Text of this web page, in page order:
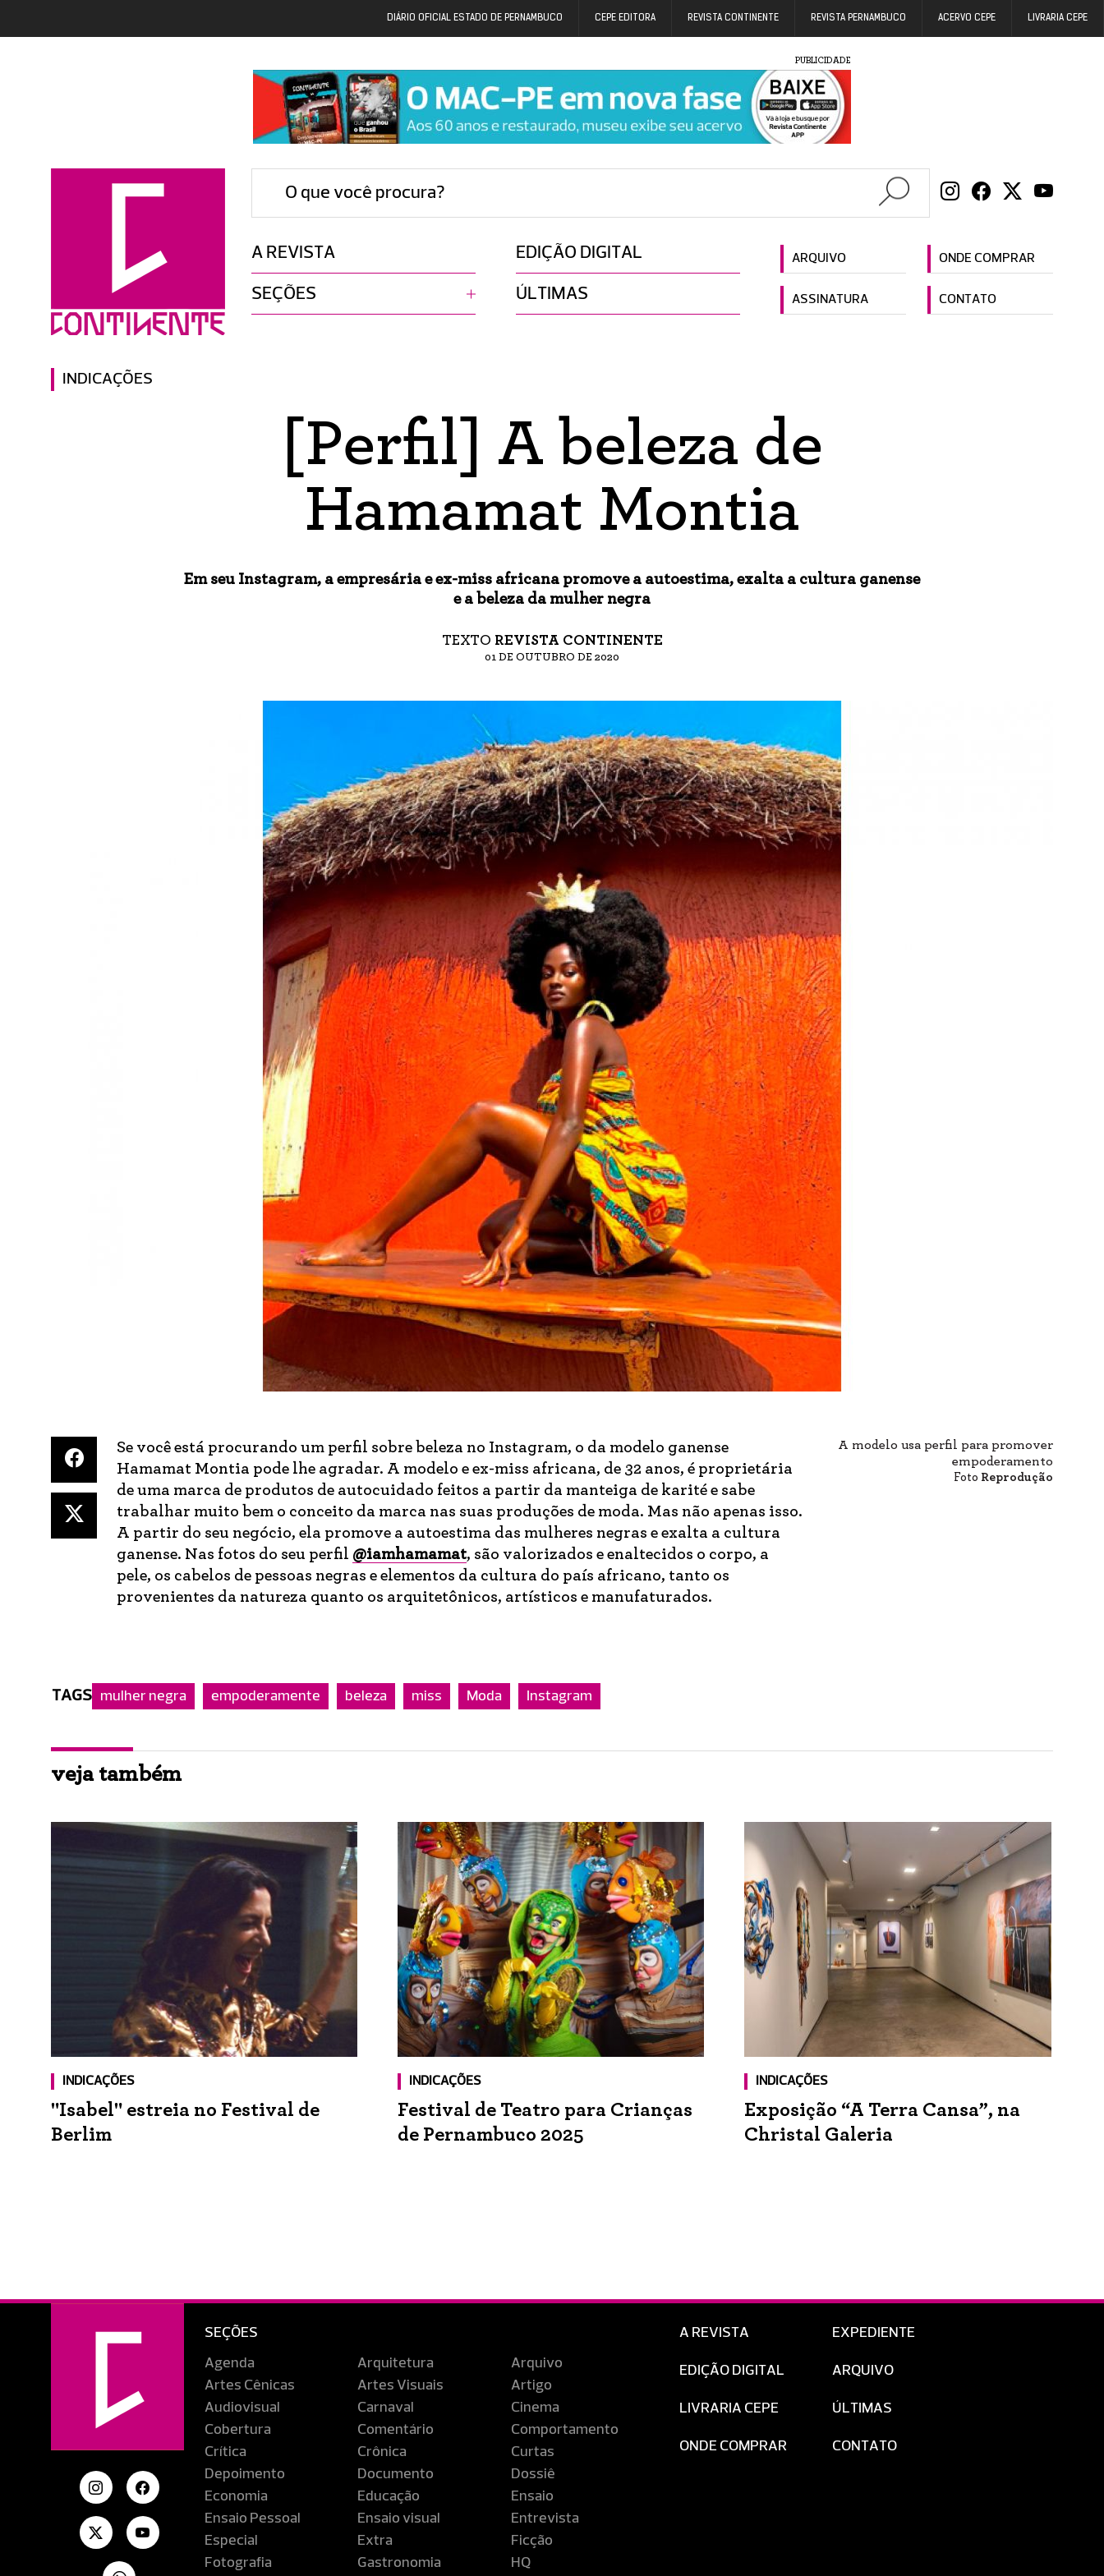
DIÁRIO OFICIAL ESTADO DE PERNAMBUCO CEPE EDITORA REVISTA CONTINENTE REVISTA PERNAMBUCO ACERVO CEPE LIVRARIA CEPE
PUBLICIDADE
O que você procura?
A REVISTA EDIÇÃO DIGITAL ARQUIVO ONDE COMPRAR
SEÇÕES ÚLTIMAS ASSINATURA CONTATO
INDICAÇÕES
[Perfil] A beleza de
Hamamat Montia
Em seu Instagram, a empresária e ex-miss africana promove a autoestima, exalta a cultura ganense
e a beleza da mulher negra
TEXTO REVISTA CONTINENTE
01 DE OUTUBRO DE 2020
A modelo usa perfil para promover
empoderamento
Foto Reprodução
Se você está procurando um perfil sobre beleza no Instagram, o da modelo ganense
Hamamat Montia pode lhe agradar. A modelo e ex-miss africana, de 32 anos, é proprietária
de uma marca de produtos de autocuidado feitos a partir da manteiga de karité e sabe
trabalhar muito bem o conceito da marca nas suas produções de moda. Mas não apenas isso.
A partir do seu negócio, ela promove a autoestima das mulheres negras e exalta a cultura
ganense. Nas fotos do seu perfil @iamhamamat, são valorizados e enaltecidos o corpo, a
pele, os cabelos de pessoas negras e elementos da cultura do país africano, tanto os
provenientes da natureza quanto os arquitetônicos, artísticos e manufaturados.
TAGS mulher negra empoderamente beleza miss Moda Instagram
veja também
INDICAÇÕES
"Isabel" estreia no Festival de
Berlim
INDICAÇÕES
Festival de Teatro para Crianças
de Pernambuco 2025
INDICAÇÕES
Exposição “A Terra Cansa”, na
Christal Galeria
SEÇÕES
Agenda Arquitetura
Arquivo
Artes Cênicas
Artes Visuais
Artigo
Audiovisual
Carnaval
Cinema
Cobertura
Comentário
Comportamento
Crítica
Crônica
Curtas
Depoimento
Documento
Dossiê
Economia
Educação
Ensaio
Ensaio Pessoal
Ensaio visual
Entrevista
Especial
Extra
Ficção
Fotografia
Gastronomia
HQ
A REVISTA
EDIÇÃO DIGITAL
LIVRARIA CEPE
ONDE COMPRAR
EXPEDIENTE
ARQUIVO
ÚLTIMAS
CONTATO